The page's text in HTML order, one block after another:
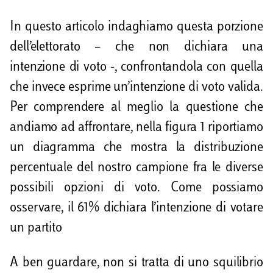
In questo articolo indaghiamo questa porzione
dell’elettorato – che non dichiara una
intenzione di voto -, confrontandola con quella
che invece esprime un’intenzione di voto valida.
Per comprendere al meglio la questione che
andiamo ad affrontare, nella figura 1 riportiamo
un diagramma che mostra la distribuzione
percentuale del nostro campione fra le diverse
possibili opzioni di voto. Come possiamo
osservare, il 61% dichiara l’intenzione di votare
un partito
A ben guardare, non si tratta di uno squilibrio